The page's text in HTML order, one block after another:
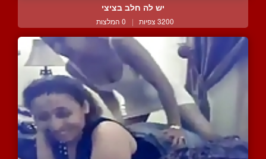
יש לה חלב בציצי
3200 צפיות | 0 המלצות